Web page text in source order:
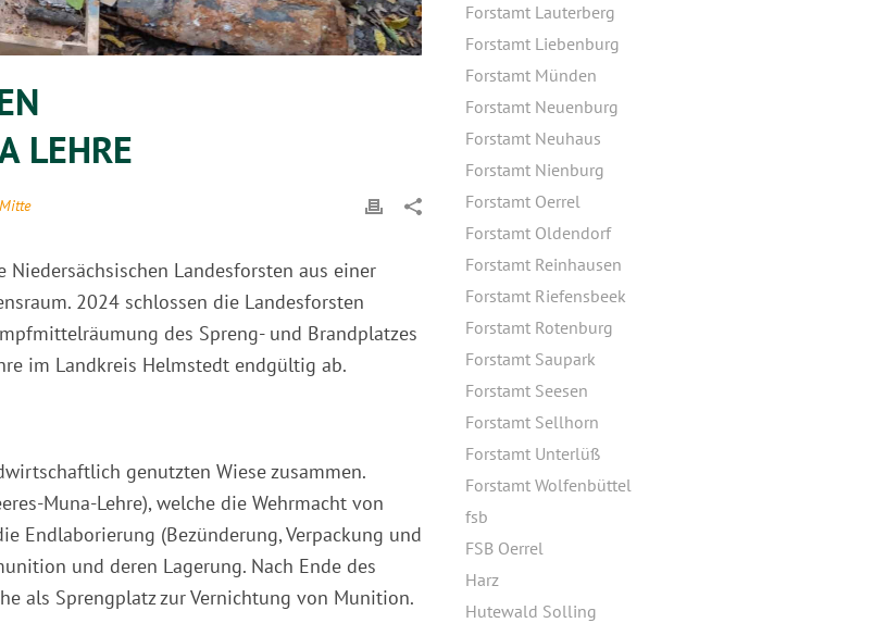
LEHRE
Landesforsten aus einer
2024 schlossen die Landesforsten
des Spreng- und Brandplatzes
im Landkreis Helmstedt endgültig ab.
genutzten Wiese zusammen.
Muna-Lehre), welche die Wehrmacht von
Endlaborierung (Bezünderung, Verpackung und
und deren Lagerung. Nach Ende des
als Sprengplatz zur Vernichtung von Munition.
Forstamt Lauterberg
Forstamt Liebenburg
Forstamt Münden
Forstamt Neuenburg
Forstamt Neuhaus
Forstamt Nienburg
Forstamt Oerrel
Forstamt Oldendorf
Forstamt Reinhausen
Forstamt Riefensbeek
Forstamt Rotenburg
Forstamt Saupark
Forstamt Seesen
Forstamt Sellhorn
Forstamt Unterlüß
Forstamt Wolfenbüttel
fsb
FSB Oerrel
Harz
Hutewald Solling